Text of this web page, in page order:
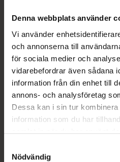
Denna webbplats använder
Vi använder
och annonserna till
för sociala medier och
vidarebefordrar även sådana
information från din enhet till
annons- och analysföretag
Dessa kan i sin tur
information som du har
samlat in när du har använt
återkalla ditt samtycke via
Nödvändig
Aktuella erbjudanden
Beskrivning
EAN:07622436114262